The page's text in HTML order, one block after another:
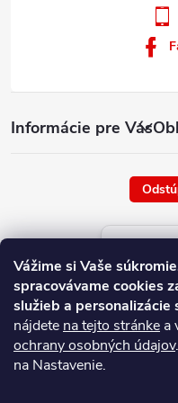
Vážime si Vaše
spracovávame cookies
služieb a personalizácie
nájdete na tejto stránke a
ochrany osobných údajov
na Nastavenie.
Informácie pre Vás
platné